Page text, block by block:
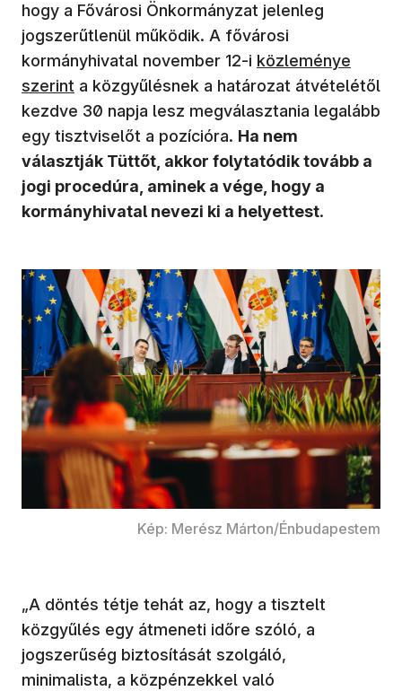
hogy a Fővárosi Önkormányzat jelenleg
jogszerűtlenül működik. A fővárosi
kormányhivatal november 12-i (új ablakban nyílik
közleménye
szerint a közgyűlésnek a határozat átvételétől
kezdve 30 napja lesz megválasztania legalább
egy tisztviselőt a pozícióra. Ha nem
választják Tüttőt, akkor folytatódik tovább a
jogi procedúra, aminek a vége, hogy a
kormányhivatal nevezi ki a helyettest.
Kép: Merész Márton/Énbudapestem
„A döntés tétje tehát az, hogy a tisztelt
közgyűlés egy átmeneti időre szóló, a
jogszerűség biztosítását szolgáló,
minimalista, a közpénzekkel való